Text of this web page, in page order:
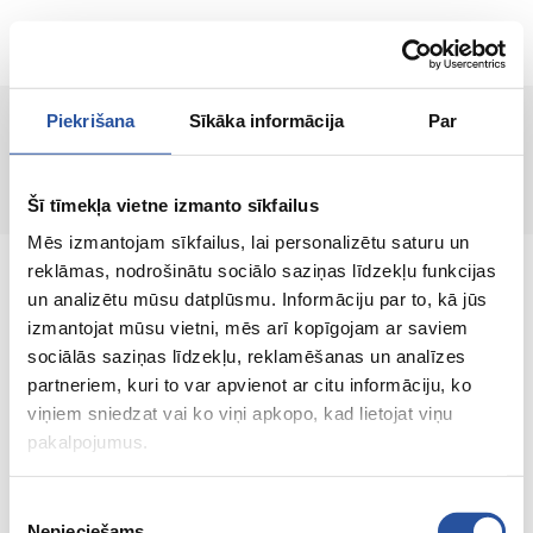
Piekrišana Sīkāka informācija Par
Šī tīmekļa vietne izmanto sīkfailus
Mēs izmantojam sīkfailus, lai personalizētu saturu un
reklāmas, nodrošinātu sociālo saziņas līdzekļu funkcijas
un analizētu mūsu datplūsmu. Informāciju par to, kā jūs
izmantojat mūsu vietni, mēs arī kopīgojam ar saviem
sociālās saziņas līdzekļu, reklamēšanas un analīzes
partneriem, kuri to var apvienot ar citu informāciju, ko
viņiem sniedzat vai ko viņi apkopo, kad lietojat viņu
pakalpojumus.
ET
Lehte ei leitud!
Veebipoodi soodsate hindade ja kvaliteetsete
toodetega, kus kliendi rahulolu on meie
peamine väärtus.
Koik sinu kodu ja aia jaoks!